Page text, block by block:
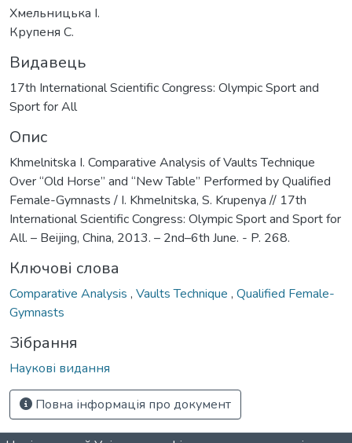
Хмельницька І.
Крупеня С.
Видавець
17th International Scientific Congress: Olympic Sport and
Sport for All
Опис
Khmelnitska I. Comparative Analysis of Vaults Technique
Over “Old Horse” and “New Table” Performed by Qualified
Female-Gymnasts / I. Khmelnitska, S. Krupenya // 17th
International Scientific Congress: Olympic Sport and Sport for
All. – Beijing, China, 2013. – 2nd–6th June. - P. 268.
Ключові слова
Comparative Analysis , Vaults Technique , Qualified Female-
Gymnasts
Зібрання
Наукові видання
Повна інформація про документ